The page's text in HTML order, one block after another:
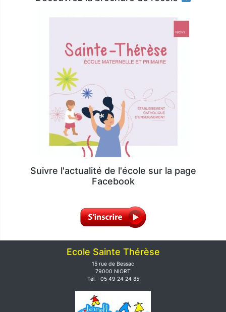
Suivre l'actualité de l'école sur la page
Facebook
Ecole Sainte Thérèse
15 rue de Bessac
79000 NIORT
Tél. : 05 49 24 24 85